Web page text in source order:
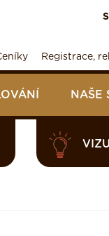
Registrace,
NAŠE